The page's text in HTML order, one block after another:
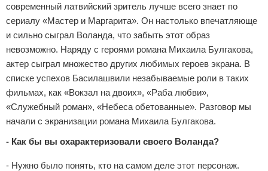
современный латвийский зритель лучше всего знает по
сериалу «Мастер и Маргарита». Он настолько впечатляюще
и сильно сыграл Воланда, что забыть этот образ
невозможно. Наряду с героями романа Михаила Булгакова,
актер сыграл множество других любимых героев экрана. В
списке успехов Басилашвили незабываемые роли в таких
фильмах, как «Вокзал на двоих», «Раба любви»,
«Служебный роман», «Небеса обетованные». Разговор мы
начали с экранизации романа Михаила Булгакова.
- Как бы вы охарактеризовали своего Воланда?
- Нужно было понять, кто на самом деле этот персонаж.